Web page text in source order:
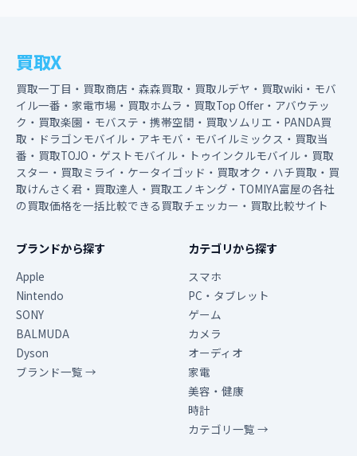
買取X
買取一丁目・買取商店・森森買取・買取ルデヤ・買取wiki・モバ
イル一番・家電市場・買取ホムラ・買取Top Offer・アバウテッ
ク・買取楽園・モバステ・携帯空間・買取ソムリエ・PANDA買
取・ドラゴンモバイル・アキモバ・モバイルミックス・買取当
番・買取TOJO・ゲストモバイル・トゥインクルモバイル・買取
スター・買取ミライ・ケータイゴッド・買取オク・ハチ買取・買
取けんさく君・買取達人・買取エノキング・TOMIYA富屋の各社
の買取価格を一括比較できる買取チェッカー・買取比較サイト
ブランドから探す
Apple
Nintendo
SONY
BALMUDA
Dyson
ブランド一覧 →
カテゴリから探す
スマホ
PC・タブレット
ゲーム
カメラ
オーディオ
家電
美容・健康
時計
カテゴリ一覧 →